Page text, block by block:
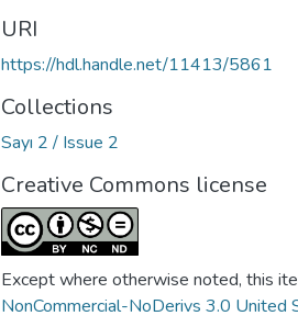
URI
https://hdl.handle.net/11413/5861
Collections
Sayı 2 / Issue 2
Creative Commons license
Except where otherwise noted, this
NonCommercial-NoDerivs 3.0 United